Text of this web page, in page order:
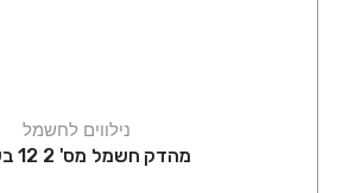
נילווים לחשמל
מהדק חשמל מס' 2 12 בשורה